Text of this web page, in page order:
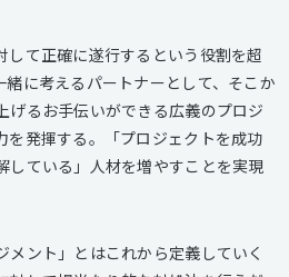
して正確に遂行するという役割を超
緒に考えるパートナーとして、そこか
げるお手伝いができる広義のプロジ
を発揮する。「プロジェクトを成功
している」人材を増やすことを実現
メント」とはこれから定義していく